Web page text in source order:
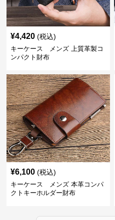
¥4,420 (税込)
キーケース メンズ 上質革製コ
ンパクト財布
¥6,100 (税込)
キーケース メンズ 本革コンパ
クトキーホルダー財布